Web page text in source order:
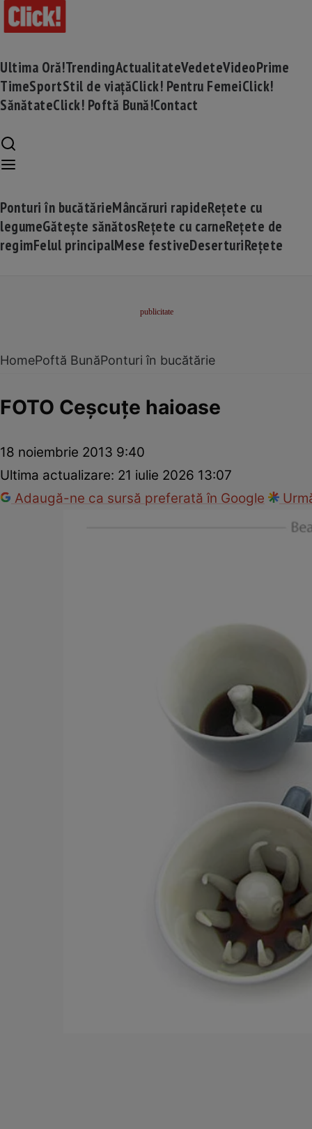
Ultima Oră!TrendingActualitateVedeteVideoPrime
TimeSportStil de viațăClick! Pentru FemeiClick!
SănătateClick! Poftă Bună!Contact
Ponturi în bucătărieMâncăruri rapideRețete cu
legumeGătește sănătosRețete cu carneRețete de
regimFelul principalMese festiveDeserturiRețete
HomePoftă BunăPonturi în bucătărie
FOTO Ceşcuţe haioase
18 noiembrie 2013 9:40
Ultima actualizare: 21 iulie 2026 13:07
Adaugă-ne ca sursă preferată în Google